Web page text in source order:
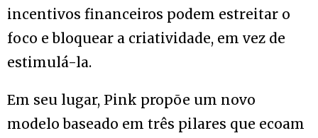
incentivos financeiros podem estreitar o
foco e bloquear a criatividade, em vez de
estimulá-la.
Em seu lugar, Pink propõe um novo
modelo baseado em três pilares que ecoam